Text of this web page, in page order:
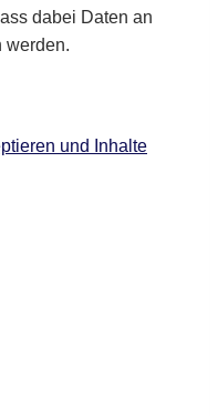
dabei Daten an
werden.
und Inhalte